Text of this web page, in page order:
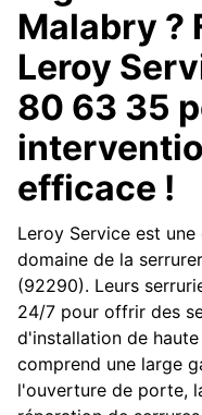
Malabry ?
Leroy
80 63 35
efficace !
Leroy Service est
domaine de la
(92290). Leurs
24/7 pour offrir des
d'installation de
comprend une large
l'ouverture de porte,